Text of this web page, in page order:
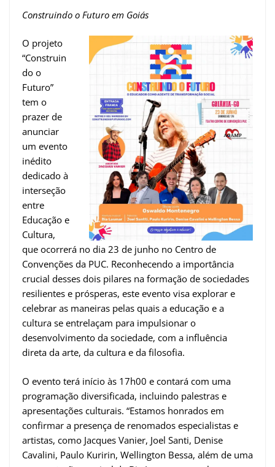
Construindo o Futuro em Goiás
O projeto
“Construin
do o
Futuro”
tem o
prazer de
anunciar
um evento
inédito
dedicado à
interseção
entre
Educação e
Cultura,
que ocorrerá no dia 23 de junho no Centro de
Convenções da PUC. Reconhecendo a importância
crucial desses dois pilares na formação de sociedades
resilientes e prósperas, este evento visa explorar e
celebrar as maneiras pelas quais a educação e a
cultura se entrelaçam para impulsionar o
desenvolvimento da sociedade, com a influência
direta da arte, da cultura e da filosofia.
O evento terá início às 17h00 e contará com uma
programação diversificada, incluindo palestras e
apresentações culturais. “Estamos honrados em
confirmar a presença de renomados especialistas e
artistas, como Jacques Vanier, Joel Santi, Denise
Cavalini, Paulo Kuririn, Wellington Bessa, além de uma